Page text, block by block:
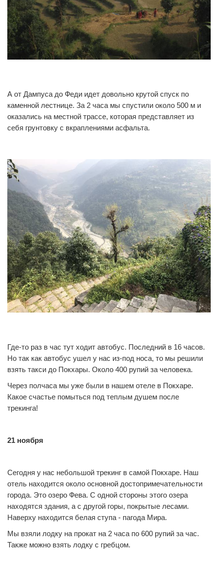
А от Дампуса до Феди идет довольно крутой спуск по
каменной лестнице. За 2 часа мы спустили около 500 м и
оказались на местной трассе, которая представляет из
себя грунтовку с вкраплениями асфальта.
Где-то раз в час тут ходит автобус. Последний в 16 часов.
Но так как автобус ушел у нас из-под носа, то мы решили
взять такси до Покхары. Около 400 рупий за человека.
Через полчаса мы уже были в нашем отеле в Покхаре.
Какое счастье помыться под теплым душем после
трекинга!
21 ноября
Сегодня у нас небольшой трекинг в самой Покхаре. Наш
отель находится около основной достопримечательности
города. Это озеро Фева. С одной стороны этого озера
находятся здания, а с другой горы, покрытые лесами.
Наверху находится белая ступа - пагода Мира.
Мы взяли лодку на прокат на 2 часа по 600 рупий за час.
Также можно взять лодку с гребцом.